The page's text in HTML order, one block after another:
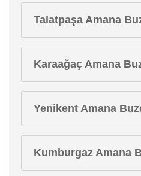
Talatpaşa Amana
Karaağaç Amana
Yenikent Amana
Kumburgaz Amana